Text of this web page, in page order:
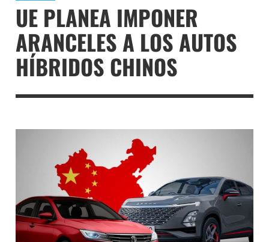
UE PLANEA IMPONER
ARANCELES A LOS AUTOS
HÍBRIDOS CHINOS